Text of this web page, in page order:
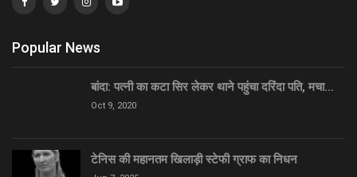
Popular News
बांदा: पत्नी का कटा सिर लेकर थाने पहुंचा दरिंदा पति, मचा…
Oct 9, 2020
टेनिस की महानतम खिलाड़ी स्टेफी ग्राफ का निधन